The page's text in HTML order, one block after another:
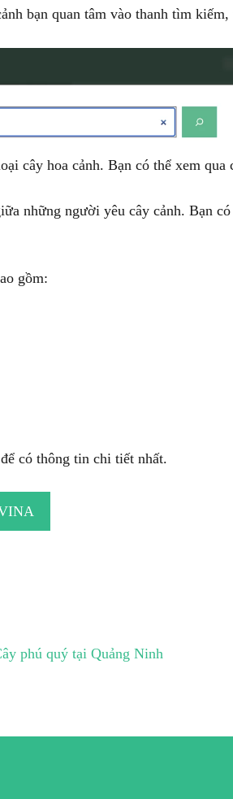
bạn quan tâm vào thanh tìm
cây hoa cảnh. Bạn có thể xem qua
những người yêu cây cảnh. Bạn có
gồm:
có thông tin chi tiết nhất.
phú quý tại Quảng Ninh